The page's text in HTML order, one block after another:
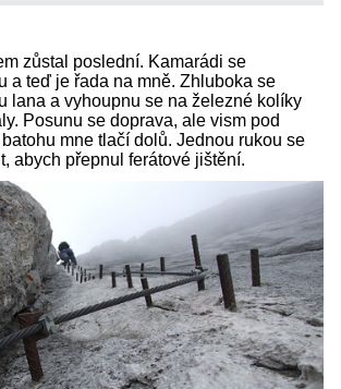
zůstal poslední. Kamarádi se
a teď je řada na mně. Zhluboka se
lana a vyhoupnu se na železné kolíky
Posunu se doprava, ale vism pod
mne tlačí dolů. Jednou rukou se
abych přepnul ferátové jištění.